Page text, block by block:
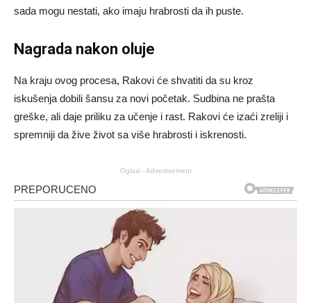
sada mogu nestati, ako imaju hrabrosti da ih puste.
Nagrada nakon oluje
Na kraju ovog procesa, Rakovi će shvatiti da su kroz
iskušenja dobili šansu za novi početak. Sudbina ne prašta
greške, ali daje priliku za učenje i rast. Rakovi će izaći zreliji i
spremniji da žive život sa više hrabrosti i iskrenosti.
Oglasi - Advertisement